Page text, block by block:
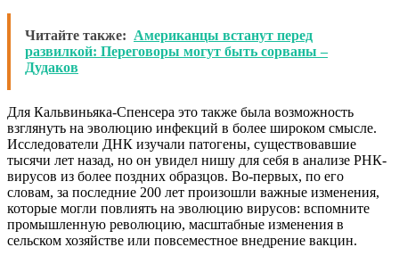
Читайте также: Американцы встанут перед
развилкой: Переговоры могут быть сорваны –
Дудаков
Для Кальвиньяка-Спенсера это также была возможность
взглянуть на эволюцию инфекций в более широком смысле.
Исследователи ДНК изучали патогены, существовавшие
тысячи лет назад, но он увидел нишу для себя в анализе РНК-
вирусов из более поздних образцов. Во-первых, по его
словам, за последние 200 лет произошли важные изменения,
которые могли повлиять на эволюцию вирусов: вспомните
промышленную революцию, масштабные изменения в
сельском хозяйстве или повсеместное внедрение вакцин.